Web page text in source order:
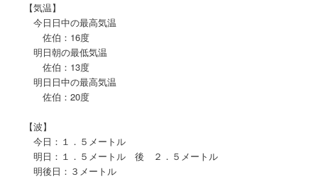
【気温】
今日日中の最高気温
佐伯：16度
明日朝の最低気温
佐伯：13度
明日日中の最高気温
佐伯：20度
【波】
今日：１．５メートル
明日：１．５メートル 後 ２．５メートル
明後日：３メートル